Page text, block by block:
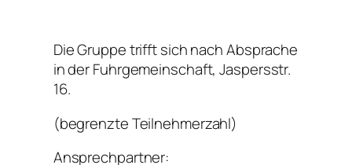
Die Gruppe trifft sich nach Absprache
in der Fuhrgemeinschaft, Jaspersstr.
16.
(begrenzte Teilnehmerzahl)
Ansprechpartner: